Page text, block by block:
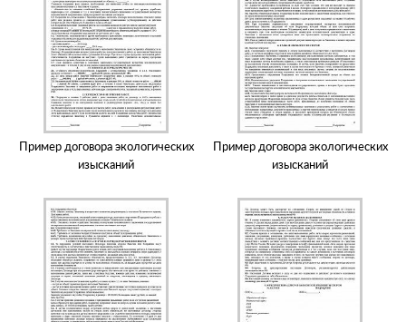
Пример договора экологических
изысканий
Пример договора экологических
изысканий